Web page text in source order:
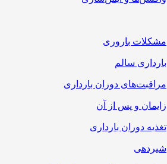
مشکلات باروری
بارداری سالم
مراقبت‌های دوران بارداری
زایمان و پس از آن
تغذیه دوران بارداری
شیردهی